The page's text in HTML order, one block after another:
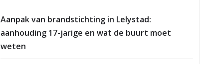
Aanpak van brandstichting in Lelystad:
aanhouding 17-jarige en wat de buurt moet
weten